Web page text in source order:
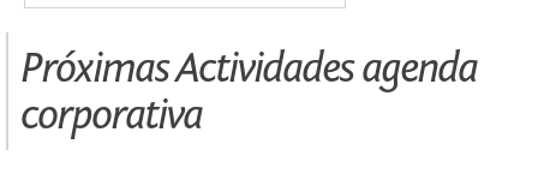
Próximas Actividades agenda
corporativa